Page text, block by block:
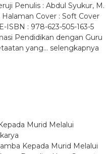
Penulis : Abdul Syukur, M.
Halaman Cover : Soft Cover
ISBN : 978-623-505-163-5
Pendidikan dengan Guru
yang… selengkapnya
Murid Melalui
Kepada Murid Melalui